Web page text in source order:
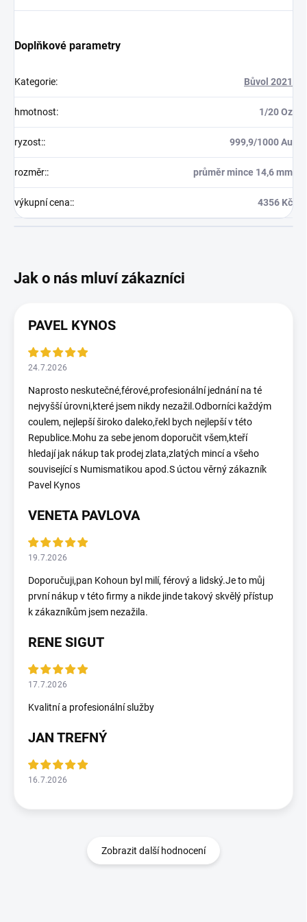
Doplňkové parametry
Kategorie: Bůvol 2021
hmotnost: 1/20 Oz
ryzost:: 999,9/1000 Au
rozměr:: průměr mince 14,6 mm
výkupní cena:: 4356 Kč
PAVEL KYNOS
24.7.2026
Naprosto neskutečné,férové,profesionální jednání na té
nejvyšší úrovni,které jsem nikdy nezažil.Odborníci každým
coulem, nejlepší široko daleko,řekl bych nejlepší v této
Republice.Mohu za sebe jenom doporučit všem,kteří
hledají jak nákup tak prodej zlata,zlatých mincí a všeho
související s Numismatikou apod.S úctou věrný zákazník
Pavel Kynos
VENETA PAVLOVA
19.7.2026
Doporučuji,pan Kohoun byl milí, férový a lidský.Je to můj
první nákup v této firmy a nikde jinde takový skvělý přístup
k zákazníkům jsem nezažila.
RENE SIGUT
17.7.2026
Kvalitní a profesionální služby
JAN TREFNÝ
16.7.2026
Zobrazit další hodnocení